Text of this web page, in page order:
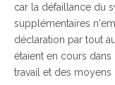
car la défaillance du
supplémentaires
déclaration par tout
étaient en cours
travail et des moyens